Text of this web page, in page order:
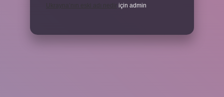
için admin